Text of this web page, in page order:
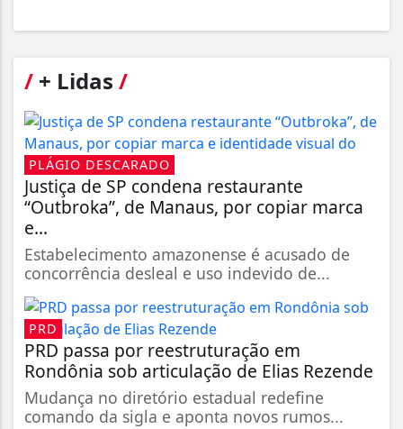
/ + Lidas /
PLÁGIO DESCARADO
Justiça de SP condena restaurante
“Outbroka”, de Manaus, por copiar marca
e...
Estabelecimento amazonense é acusado de
concorrência desleal e uso indevido de...
PRD
PRD passa por reestruturação em
Rondônia sob articulação de Elias Rezende
Mudança no diretório estadual redefine
comando da sigla e aponta novos rumos...